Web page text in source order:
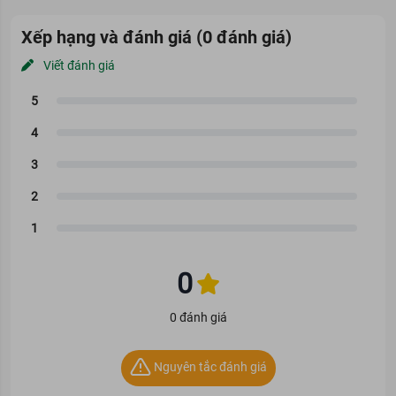
người đam mê Skincare.
Loại da phù hợp
Sản phẩm kem mắt RoC phù hợp với mọi loại da mắt.
Giải pháp tình trạng da
Vùng da mắt có vấn đề về nếp nhăn, vết chân chim và những
Ưu thế nổi bật
Xếp hạng và đánh giá (0 đánh giá)
Viết đánh giá
0
0 đánh giá
Nguyên tắc đánh giá